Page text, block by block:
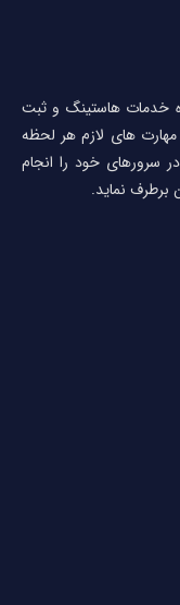
خود در حوزه خدمات هاستینگ و ثبت
مهارت های لازم هر لحظه
سرورهای خود را انجام
برطرف نماید.